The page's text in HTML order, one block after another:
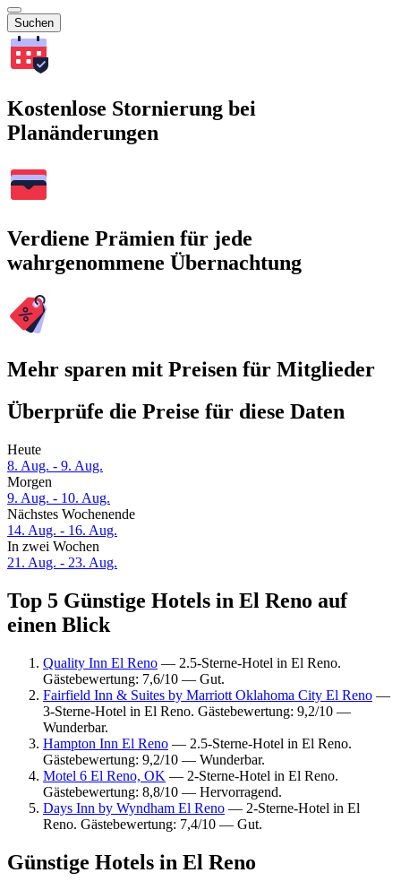
Suchen
Kostenlose Stornierung bei
Planänderungen
Verdiene Prämien für jede
wahrgenommene Übernachtung
Mehr sparen mit Preisen für Mitglieder
Überprüfe die Preise für diese Daten
Heute
8. Aug. - 9. Aug.
Morgen
9. Aug. - 10. Aug.
Nächstes Wochenende
14. Aug. - 16. Aug.
In zwei Wochen
21. Aug. - 23. Aug.
Top 5 Günstige Hotels in El Reno auf
einen Blick
Quality Inn El Reno — 2.5-Sterne-Hotel in El Reno.
Gästebewertung: 7,6/10 — Gut.
Fairfield Inn & Suites by Marriott Oklahoma City El Reno —
3-Sterne-Hotel in El Reno. Gästebewertung: 9,2/10 —
Wunderbar.
Hampton Inn El Reno — 2.5-Sterne-Hotel in El Reno.
Gästebewertung: 9,2/10 — Wunderbar.
Motel 6 El Reno, OK — 2-Sterne-Hotel in El Reno.
Gästebewertung: 8,8/10 — Hervorragend.
Days Inn by Wyndham El Reno — 2-Sterne-Hotel in El
Reno. Gästebewertung: 7,4/10 — Gut.
Günstige Hotels in El Reno